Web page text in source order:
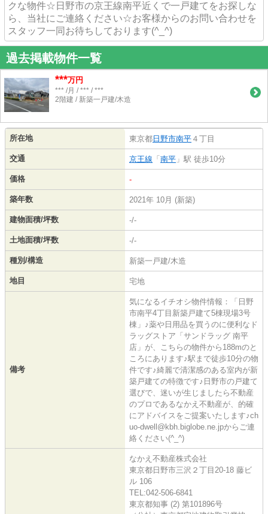
クな物件☆日野市の京王線南平近くで一戸建てをお探しな
ら、当社にご連絡ください☆お客様からのお問い合わせを
スタッフ一同お待ちしております(^_^)
過去掲載物件一覧
***万円
*** /月 / *** / ***
2階建 / 新築一戸建/木造
所在地 東京都 日野市南平 ４丁目
交通 京王線 「 南平 」駅 徒歩10分
価格 -
築年数 2021年 10月 (新築)
建物面積/坪数 -/-
土地面積/坪数 -/-
種別/構造 新築一戸建/木造
地目 宅地
備考
気になるイチオシ物件情報：「日野
市南平4丁目新築戸建て5棟現場3号
棟」♪薬や日用品を買うのに便利なド
ラッグストア「サンドラッグ 南平
店」が、こちらの物件から188mのと
ころにあります♪駅まで徒歩10分の物
件です♪綺麗で清潔感のある室内が新
築戸建ての特徴です♪日野市の戸建て
選びで、迷いが生じましたら不動産
のプロであるなかえ不動産が、的確
にアドバイスをご提案いたします♪ch
uo-dwell@kbh.biglobe.ne.jpからご連
絡ください(^_^)
なかえ不動産株式会社
東京都日野市三沢２丁目20-18 藤ビ
ル 106
TEL:042-506-6841
東京都知事 (2) 第101896号